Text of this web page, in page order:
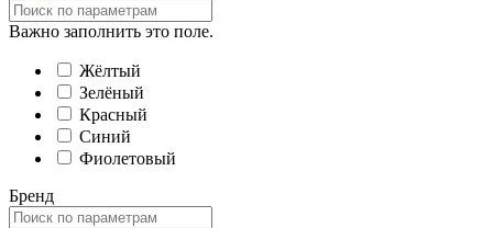
Важно заполнить это поле.
Жёлтый
Зелёный
Красный
Синий
Фиолетовый
Бренд